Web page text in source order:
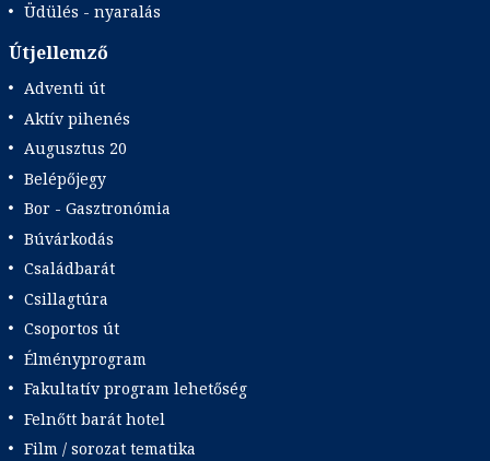
Üdülés - nyaralás
Útjellemző
Adventi út
Aktív pihenés
Augusztus 20
Belépőjegy
Bor - Gasztronómia
Búvárkodás
Családbarát
Csillagtúra
Csoportos út
Élményprogram
Fakultatív program lehetőség
Felnőtt barát hotel
Film / sorozat tematika